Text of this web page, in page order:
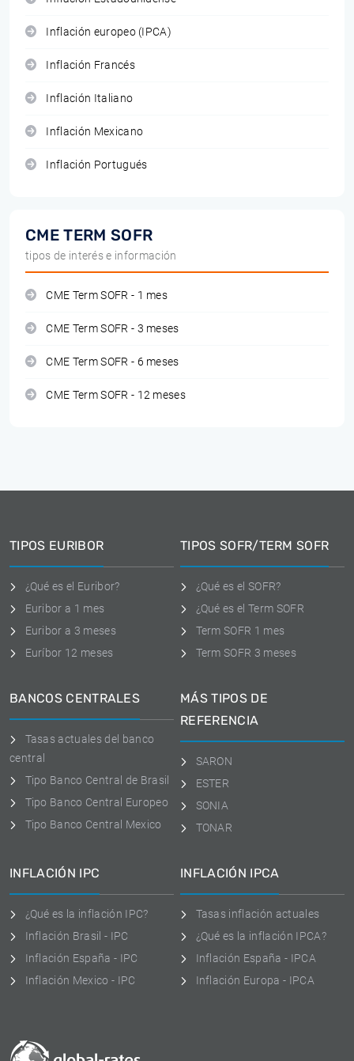
Inflación europeo (IPCA)
Inflación Francés
Inflación Italiano
Inflación Mexicano
Inflación Portugués
CME TERM SOFR
tipos de interés e información
CME Term SOFR - 1 mes
CME Term SOFR - 3 meses
CME Term SOFR - 6 meses
CME Term SOFR - 12 meses
TIPOS EURIBOR
¿Qué es el Euribor?
Euribor a 1 mes
Euribor a 3 meses
Euríbor 12 meses
TIPOS SOFR/TERM SOFR
¿Qué es el SOFR?
¿Qué es el Term SOFR
Term SOFR 1 mes
Term SOFR 3 meses
BANCOS CENTRALES
Tasas actuales del banco
central
Tipo Banco Central de Brasil
Tipo Banco Central Europeo
Tipo Banco Central Mexico
MÁS TIPOS DE
REFERENCIA
SARON
ESTER
SONIA
TONAR
INFLACIÓN IPC
¿Qué es la inflación IPC?
Inflación Brasil - IPC
Inflación España - IPC
Inflación Mexico - IPC
INFLACIÓN IPCA
Tasas inflación actuales
¿Qué es la inflación IPCA?
Inflación España - IPCA
Inflación Europa - IPCA